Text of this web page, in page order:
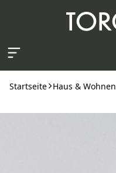
Startseite Haus & Wohnen